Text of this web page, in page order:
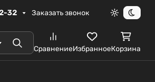
32 Заказать звонок
Светлая
ПоискСравнениеИзбранноеКорзина